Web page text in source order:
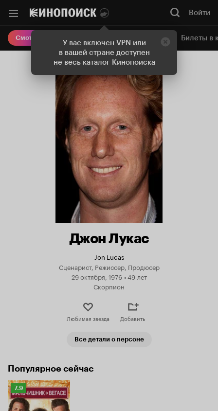
У вас включен VPN или
в вашей стране доступен
не весь каталог Кинопоиска
Войти
Смотреть кино Онлайн-кинотеатр Билеты в
Джон Лукас
Jon Lucas
Сценарист, Режиссер, Продюсер
29 октября, 1976 •49 лет
Скорпион
Любимая звезда Добавить
Все детали о персоне
Популярное сейчас
Рейтинг
Кинопоиска
7.9
7.9